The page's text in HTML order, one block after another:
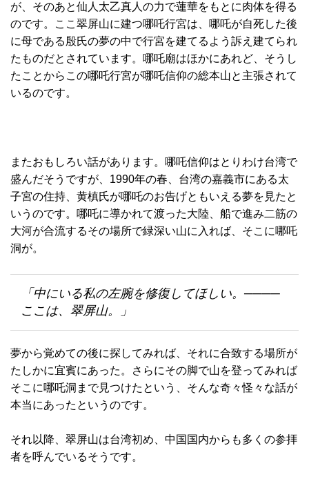
が、そのあと仙人太乙真人の力で蓮華をもとに肉体を得る
のです。ここ翠屏山に建つ哪吒行宮は、哪吒が自死した後
に母である殷氏の夢の中で行宮を建てるよう訴え建てられ
たものだとされています。哪吒廟はほかにあれど、そうし
たことからこの哪吒行宮が哪吒信仰の総本山と主張されて
いるのです。
またおもしろい話があります。哪吒信仰はとりわけ台湾で
盛んだそうですが、1990年の春、台湾の嘉義市にある太
子宮の住持、黄槙氏が哪吒のお告げともいえる夢を見たと
いうのです。哪吒に導かれて渡った大陸、船で進み二筋の
大河が合流するその場所で緑深い山に入れば、そこに哪吒
洞が。
「中にいる私の左腕を修復してほしい。────
ここは、翠屏山。」
夢から覚めての後に探してみれば、それに合致する場所が
たしかに宜賓にあった。さらにその脚で山を登ってみれば
そこに哪吒洞まで見つけたという、そんな奇々怪々な話が
本当にあったというのです。
それ以降、翠屏山は台湾初め、中国国内からも多くの参拝
者を呼んでいるそうです。